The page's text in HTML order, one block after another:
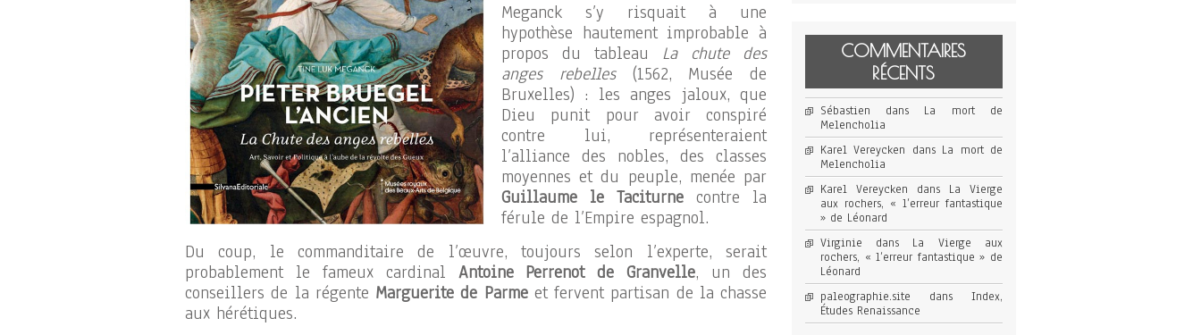
Meganck s’y risquait à une
hypothèse hautement improbable à
propos du tableau La chute des
anges rebelles(1562, Musée de
Bruxelles) : les anges jaloux, que
Dieu punit pour avoir conspiré
contre lui, représenteraient
l’alliance des nobles, des classes
moyennes et du peuple, menée par
Guillaume le Taciturne contre la
férule de l’Empire espagnol.
Du coup, le commanditaire de l’œuvre, toujours selon l’experte, serait
probablement le fameux cardinal Antoine Perrenot de Granvelle, un des
conseillers de la régente Marguerite de Parmeet fervent partisan de la chasse
aux hérétiques.
COMMENTAIRES
RÉCENTS
Sébastien dans La mort de
Melencholia
Karel Vereycken dans La mort de
Melencholia
Karel Vereycken dans La Vierge
aux rochers, « l’erreur fantastique
» de Léonard
Virginie dans La Vierge aux
rochers, « l’erreur fantastique » de
Léonard
paleographie.site dans Index,
Études Renaissance